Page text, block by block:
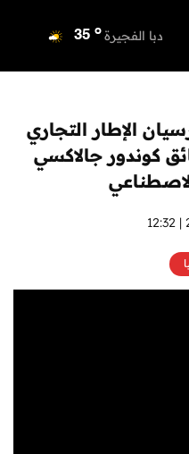
دبا الفجيرة 35 o
أم القيوين 36 o
راس الخيمة o
o
تُرسيان الإطار التجاري
كوندور جالاكسي